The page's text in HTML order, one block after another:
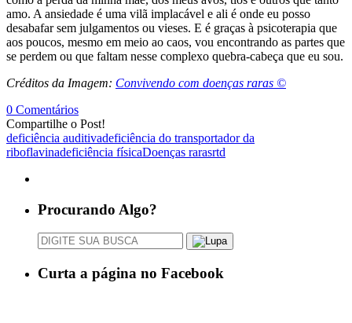
amo. A ansiedade é uma vilã implacável e ali é onde eu posso
desabafar sem julgamentos ou vieses. E é graças à psicoterapia que
aos poucos, mesmo em meio ao caos, vou encontrando as partes que
se perdem ou que faltam nesse complexo quebra-cabeça que eu sou.
Créditos da Imagem: Convivendo com doenças raras ©
0 Comentários
Compartilhe o Post!
deficiência auditivadeficiência do transportador da
riboflavinadeficiência físicaDoenças rarasrtd
Procurando Algo?
Curta a página no Facebook